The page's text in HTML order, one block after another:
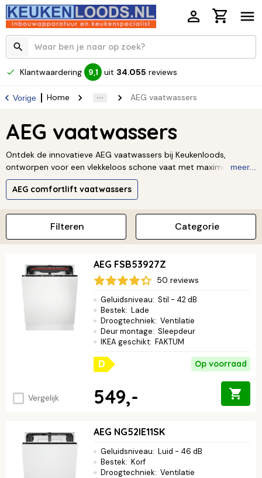
Klantwaardering 9,1 uit 34.055 reviews
Vorige Home AEG vaatwassers
AEG vaatwassers
Ontdek de innovatieve AEG vaatwassers bij Keukenloods,
ontworpen voor een vlekkeloos schone vaat met maximaal
gebruiksgemak. Deze vaatwassers combineren geavanceerde
technologie, zoals de ComfortLift-functie, met een
design van een AEG vaatwasser en geniet elke dag van een
perfect resultaat.Lees verder ↓
meer...
AEG comfortlift vaatwassers
Categorie
Filteren
Vergelijk
AEG FSB53927Z
50 reviews
Geluidsniveau: Stil - 42 dB
Bestek: Lade
Droogtechniek: Ventilatie
Deur montage: Sleepdeur
IKEA geschikt: FAKTUM
D Op voorraad
549,-
AEG NG52IE11SK
Geluidsniveau: Luid - 46 dB
Bestek: Korf
Droogtechniek: Ventilatie